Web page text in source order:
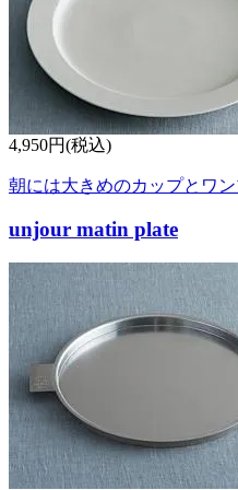
4,950円(税込)
朝には大きめのカップとワ
unjour matin plate